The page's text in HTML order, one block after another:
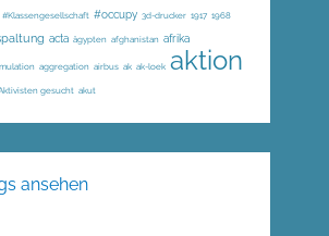
#occupy 3d-drucker 1917 1968
acta ägypten afghanistan afrika
aggregation airbus ak ak-loek aktion
gesucht akut
ansehen